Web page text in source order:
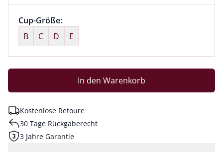
Größenauswahl:
Cup-Größe:nichts ausgewählt
B
C D E
In den Warenkorb
Kostenlose Retoure
30 Tage Rückgaberecht
3 Jahre Garantie